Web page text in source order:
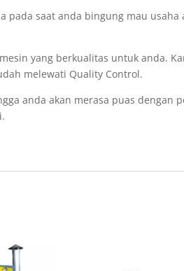
pada saat anda bingung mau usaha
yang berkualitas untuk anda.
melewati Quality Control.
anda akan merasa puas dengan